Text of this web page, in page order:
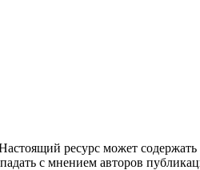
ресурс может содержать
с мнением авторов